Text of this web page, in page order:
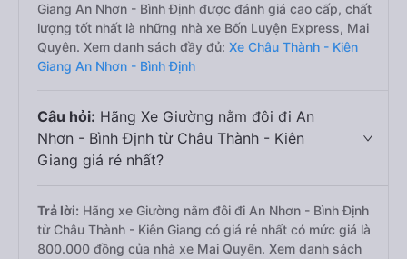
Giang An Nhơn - Bình Định được đánh giá cao cấp, chất
lượng tốt nhất là những nhà xe Bốn Luyện Express, Mai
Quyên. Xem danh sách đầy đủ: Xe Châu Thành - Kiên
Giang An Nhơn - Bình Định
Câu hỏi: Hãng Xe Giường nằm đôi đi An
Nhơn - Bình Định từ Châu Thành - Kiên
Giang giá rẻ nhất?
Trả lời: Hãng xe Giường nằm đôi đi An Nhơn - Bình Định
từ Châu Thành - Kiên Giang có giá rẻ nhất có mức giá là
800.000 đồng của nhà xe Mai Quyên. Xem danh sách